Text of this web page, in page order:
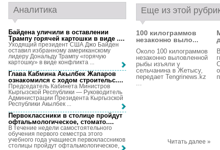
Еще из этой
100 килограммов
незаконно выло...
Около 100 килограммов
незаконно выловленной
рыбы изъяли у
сельчанина в Жетысу,
передает Tengrinews.kz
...
Читать далее »
Аналитика
Байдена уличили в оставлении
Трампу горячей картошки в виде ....
Уходящий президент США Джо Байден
оставил избранному американскому
лидеру Дональду Трампу «горячую
картошку» в виде конфликта ...
Глава Кабмина Акылбек Жапаров
ознакомился с ходом строительс....
Председатель Кабинета Министров
Кыргызской Республики — Руководитель
Администрации Президента Кыргызской
Республики Акылбек ...
Первоклассники в столице пройдут
офтальмологическое, стомато....
В течение недели самостоятельного
обучения первого семестра этого
учебного года учащиеся первоклассников
столицы пройдут офтальмологическое, ...